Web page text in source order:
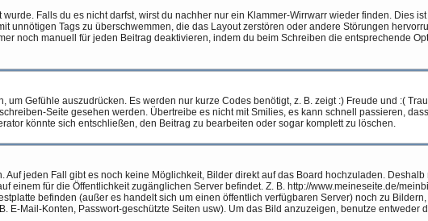
Falls du es nicht darfst, wirst du nachher nur ein Klammer-Wirrwarr wieder finden. Dies
unnötigen Tags zu überschwemmen, die das Layout zerstören oder andere Störungen
noch manuell für jeden Beitrag deaktivieren, indem du beim Schreiben die entsprechende
Gefühle auszudrücken. Es werden nur kurze Codes benötigt, z. B. zeigt :) Freude und :(
Seite gesehen werden. Übertreibe es nicht mit Smilies, es kann schnell passieren,
könnte sich entschließen, den Beitrag zu bearbeiten oder sogar komplett zu löschen.
Auf jeden Fall gibt es noch keine Möglichkeit, Bilder direkt auf das Board hochzuladen. Deshalb
einem für die Öffentlichkeit zugänglichen Server befindet. Z. B. http://www.meineseite.de/
befinden (außer es handelt sich um einen öffentlich verfügbaren Server) noch zu
E-Mail-Konten, Passwort-geschützte Seiten usw). Um das Bild anzuzeigen, benutze entweder